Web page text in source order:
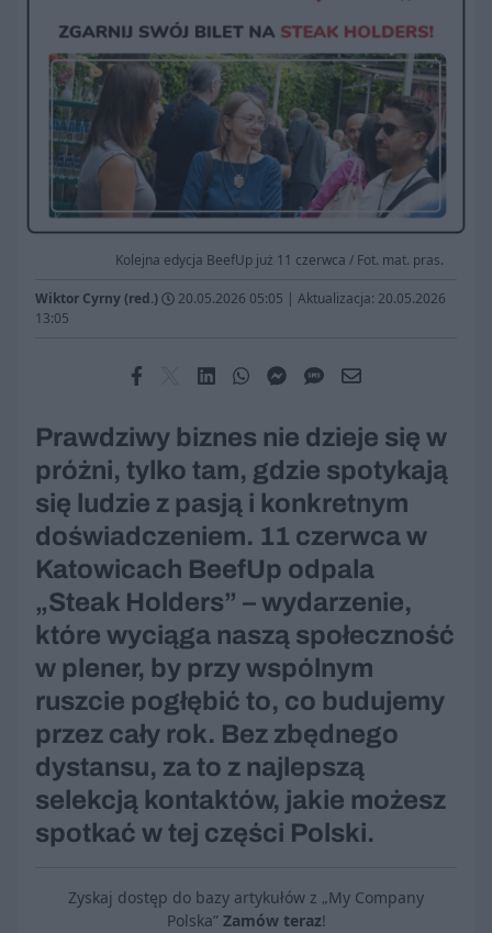
Kolejna edycja BeefUp już 11 czerwca / Fot. mat. pras.
Wiktor Cyrny (red.) 20.05.2026 05:05 | Aktualizacja: 20.05.2026
13:05
Prawdziwy biznes nie dzieje się w
próżni, tylko tam, gdzie spotykają
się ludzie z pasją i konkretnym
doświadczeniem. 11 czerwca w
Katowicach BeefUp odpala
„Steak Holders” – wydarzenie,
które wyciąga naszą społeczność
w plener, by przy wspólnym
ruszcie pogłębić to, co budujemy
przez cały rok. Bez zbędnego
dystansu, za to z najlepszą
selekcją kontaktów, jakie możesz
spotkać w tej części Polski.
Zyskaj dostęp do bazy artykułów z „My Company
Polska” Zamów teraz!